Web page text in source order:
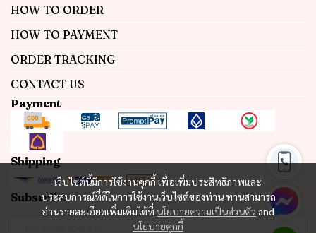
เว็บไซต์นี้มีการใช้งานคุกกี้ เพื่อเพิ่มประสิทธิภาพและ
ประสบการณ์ที่ดีในการใช้งานเว็บไซต์ของท่าน ท่านสามารถ
อ่านรายละเอียดเพิ่มเติมได้ที่ นโยบายความเป็นส่วนตัว and
นโยบายคุกกี้
HOW TO ORDER
HOW TO PAYMENT
ORDER TRACKING
CONTACT US
Payment
Shipping
Subscribe